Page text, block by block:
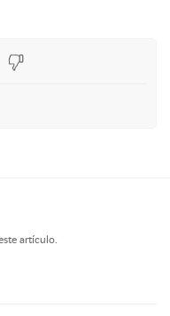
artículo.